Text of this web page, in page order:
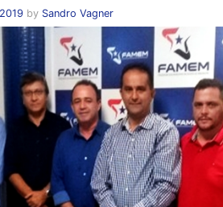
by Sandro Vagner